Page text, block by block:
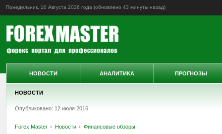
Понедельник, 10 Августа 2026 года (обновлено 43 минуты назад)
НОВОСТИ
Опубликовано: 12 июля 2016
Forex Master Новости Финансовые обзоры
НОВОСТИ АНАЛИТИКА ПРОГНОЗЫ